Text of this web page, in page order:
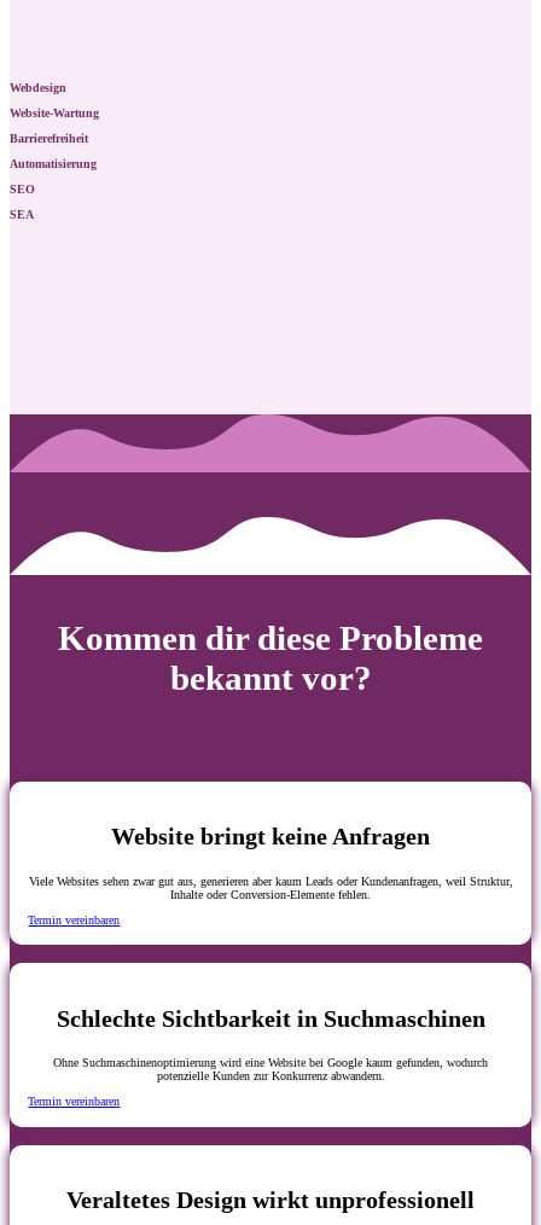
Webdesign
Website-Wartung
Barrierefreiheit
Automatisierung
SEO
SEA
Kommen dir diese Probleme
bekannt vor?
Website bringt keine Anfragen
Viele Websites sehen zwar gut aus, generieren aber kaum Leads oder Kundenanfragen, weil Struktur,
Inhalte oder Conversion-Elemente fehlen.
Termin vereinbaren
Schlechte Sichtbarkeit in Suchmaschinen
Ohne Suchmaschinenoptimierung wird eine Website bei Google kaum gefunden, wodurch
potenzielle Kunden zur Konkurrenz abwandern.
Termin vereinbaren
Veraltetes Design wirkt unprofessionell